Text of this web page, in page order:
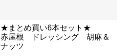
★まとめ買い6本セット★
赤屋根 ドレッシング 胡麻＆
ナッツ